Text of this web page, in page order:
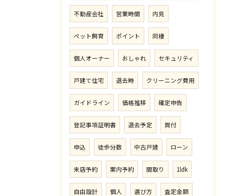
不動産会社 営業時間 内見
ペット飼育 ポイント 同棲
個人オーナー おしゃれ セキュリティ
戸建て住宅 退去時 クリーニング費用
ガイドライン 価格推移 確定申告
登記事項証明書 退去予定 買付
申込 徒歩分数 中古戸建 ローン
来店予約 案内予約 間取り 1ldk
自由設計 個人 選び方 査定金額